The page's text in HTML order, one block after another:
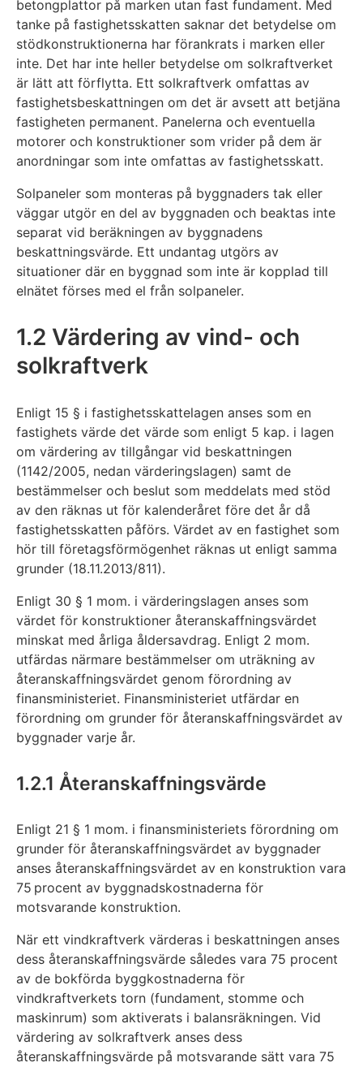
betongplattor på marken utan fast fundament. Med
tanke på fastighetsskatten saknar det betydelse om
stödkonstruktionerna har förankrats i marken eller
inte. Det har inte heller betydelse om solkraftverket
är lätt att förflytta. Ett solkraftverk omfattas av
fastighetsbeskattningen om det är avsett att betjäna
fastigheten permanent. Panelerna och eventuella
motorer och konstruktioner som vrider på dem är
anordningar som inte omfattas av fastighetsskatt.
Solpaneler som monteras på byggnaders tak eller
väggar utgör en del av byggnaden och beaktas inte
separat vid beräkningen av byggnadens
beskattningsvärde. Ett undantag utgörs av
situationer där en byggnad som inte är kopplad till
elnätet förses med el från solpaneler.
1.2 Värdering av vind- och
solkraftverk
Enligt 15 § i fastighetsskattelagen anses som en
fastighets värde det värde som enligt 5 kap. i lagen
om värdering av tillgångar vid beskattningen
(1142/2005, nedan värderingslagen) samt de
bestämmelser och beslut som meddelats med stöd
av den räknas ut för kalenderåret före det år då
fastighetsskatten påförs. Värdet av en fastighet som
hör till företagsförmögenhet räknas ut enligt samma
grunder (18.11.2013/811).
Enligt 30 § 1 mom. i värderingslagen anses som
värdet för konstruktioner återanskaffningsvärdet
minskat med årliga åldersavdrag. Enligt 2 mom.
utfärdas närmare bestämmelser om uträkning av
återanskaffningsvärdet genom förordning av
finansministeriet. Finansministeriet utfärdar en
förordning om grunder för återanskaffningsvärdet av
byggnader varje år.
1.2.1 Återanskaffningsvärde
Enligt 21 § 1 mom. i finansministeriets förordning om
grunder för återanskaffningsvärdet av byggnader
anses återanskaffningsvärdet av en konstruktion vara
75 procent av byggnadskostnaderna för
motsvarande konstruktion.
När ett vindkraftverk värderas i beskattningen anses
dess återanskaffningsvärde således vara 75 procent
av de bokförda byggkostnaderna för
vindkraftverkets torn (fundament, stomme och
maskinrum) som aktiverats i balansräkningen. Vid
värdering av solkraftverk anses dess
återanskaffningsvärde på motsvarande sätt vara 75